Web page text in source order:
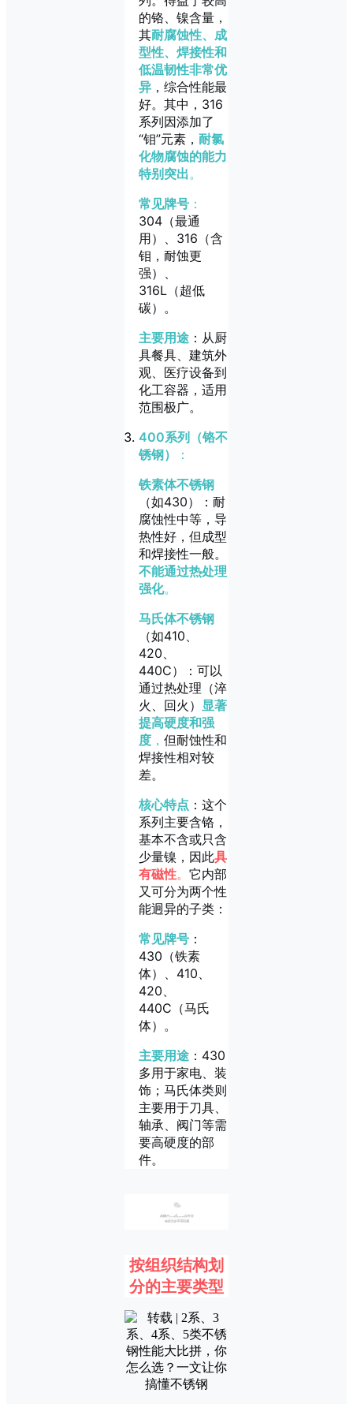
的铬、镍含量，
其耐腐蚀性、成
型性、焊接性和
低温韧性非常优
异 ，综合性能最
好。其中，316
系列因添加了
“钼”元素， 耐氯
化物腐蚀的能力
特别突出。
常见牌号 ：
304（最通
用）、316（含
钼，耐蚀更
强）、
316L（超低
碳）。
主要用途 ：从厨
具餐具、建筑外
观、医疗设备到
化工容器，适用
范围极广。
400系列（铬不
锈钢）
：
铁素体不锈钢
（如430）：耐
腐蚀性中等，导
热性好，但成型
和焊接性一般。
不能通过热处理
强化。
马氏体不锈钢
（如410、
420、
440C）：可以
通过热处理（淬
火、回火） 显著
提高硬度和强
度 ， 但耐蚀性和
焊接性相对较
差。
核心特点 ：这个
系列主要含铬，
基本不含或只含
少量镍，因此具
有磁性。 它内部
又可分为两个性
能迥异的子类：
常见牌号 ：
430（铁素
体）、410、
420、
440C（马氏
体）。
主要用途 ：430
多用于家电、装
饰；马氏体类则
主要用于刀具、
轴承、阀门等需
要高硬度的部
件。
02
按组织结构划
分的主要类型